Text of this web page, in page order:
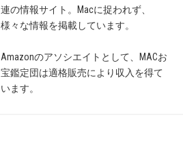
連の情報サイト。Macに捉われず、
様々な情報を掲載しています。
Amazonのアソシエイトとして、MACお
宝鑑定団は適格販売により収入を得て
います。